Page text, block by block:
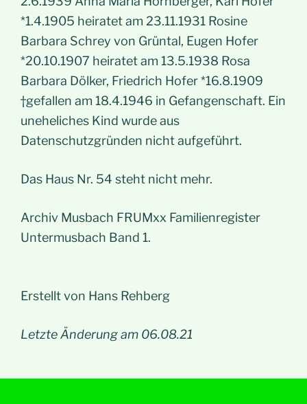
*1.4.1905 heiratet am 23.11.1931 Rosine
Barbara Schrey von Grüntal, Eugen Hofer
*20.10.1907 heiratet am 13.5.1938 Rosa
Barbara Dölker, Friedrich Hofer *16.8.1909
†gefallen am 18.4.1946 in Gefangenschaft. Ein
uneheliches Kind wurde aus
Datenschutzgründen nicht aufgeführt.
Das Haus Nr. 54 steht nicht mehr.
Archiv Musbach FRUMxx Familienregister
Untermusbach Band 1.
Erstellt von Hans Rehberg
Letzte Änderung am 06.08.21